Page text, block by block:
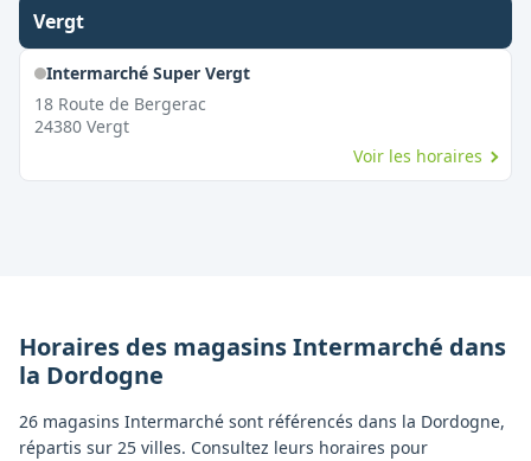
Vergt
Intermarché Super Vergt
18 Route de Bergerac
24380 Vergt
Voir les horaires
Horaires des magasinsIntermarché dans
la Dordogne
26 magasins Intermarché sont référencés dans la Dordogne,
répartis sur 25 villes. Consultez leurs horaires pour